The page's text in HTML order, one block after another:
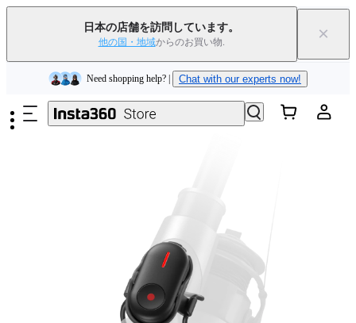
日本の店舗を訪問しています。
他の国・地域からのお買い物. ×
メインコンテンツへスキップ
下取りで旧デバイスを出すと、新規購入でキャッシュバックまたはクー
ポンを獲得できます｜ 詳細を見る
Need shopping help? | Chat with our experts now!
Insta360 Luna Ultra｜発売中｜送料無料